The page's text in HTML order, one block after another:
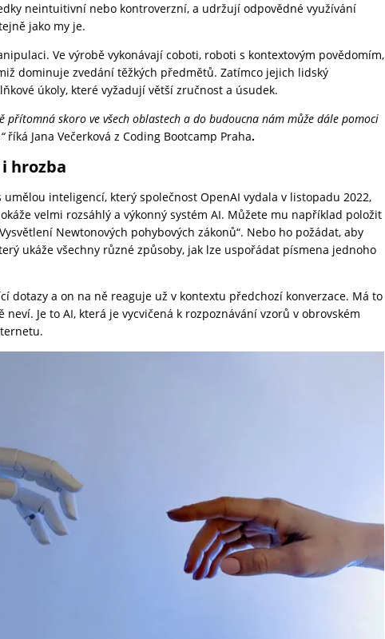
neintuitivní nebo kontroverzní, a udržují odpovědné využívání
jako my je.
Ve výrobě vykonávají coboti, roboti s kontextovým povědomím,
dominuje zvedání těžkých předmětů. Zatímco jejich lidský
úkoly, které vyžadují větší zručnost a úsudek.
přítomná skoro ve všech oblastech a do budoucna nám může dále pomoci
říká Jana Večerková z Coding Bootcamp Praha.
hrozba
umělou inteligencí, který společnost OpenAI vydala v listopadu 2022,
velmi rozsáhlý a výkonný systém AI. Můžete mu například položit
Newtonových pohybových zákonů“. Nebo ho požádat, aby
ukáže všechny různé způsoby, jak lze uspořádat písmena jednoho
dotazy a on na ně reaguje už v kontextu předchozí konverzace. Má to
neví. Je to AI, která je vycvičená k rozpoznávání vzorů v obrovském